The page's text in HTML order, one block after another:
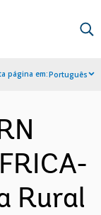
página em:Português
Rural